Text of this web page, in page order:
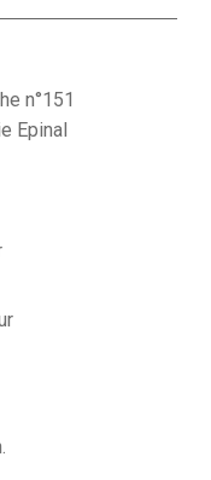
n°151
Epinal